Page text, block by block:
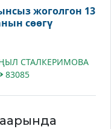
жоголгон 13
сөөгү
СТАЛКЕРИМОВА
83085